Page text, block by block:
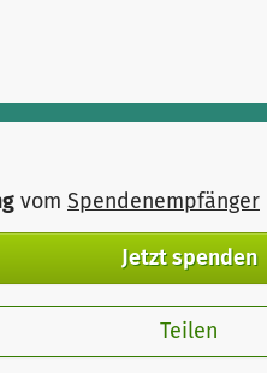
vom Spendenempfänger
Jetzt spenden
Teilen